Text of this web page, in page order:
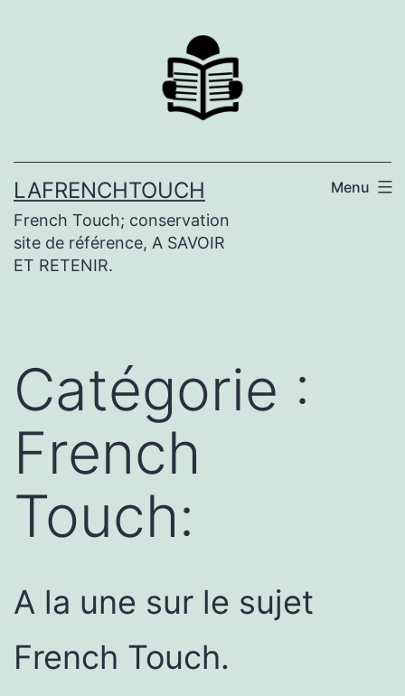
LAFRENCHTOUCH
French Touch; conservation
site de référence, A SAVOIR
ET RETENIR.
Menu
Catégorie :
French
Touch:
A la une sur le sujet
French Touch.